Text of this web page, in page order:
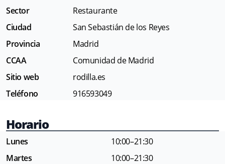
Sector
Restaurante
Ciudad
San Sebastián de los Reyes
Provincia
Madrid
CCAA
Comunidad de Madrid
Sitio web
rodilla.es
Teléfono
916593049
Horario
Lunes
10:00–21:30
Martes
10:00–21:30